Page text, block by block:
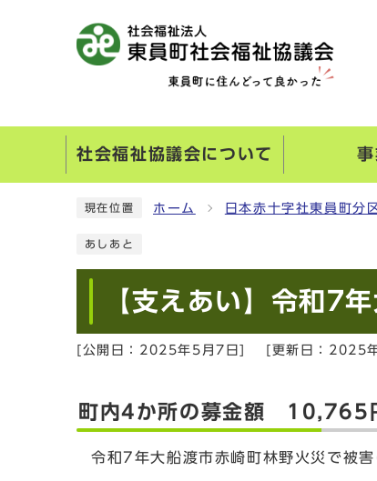
社会福祉協議会について
現在位置 ホーム 日本赤十字社東員町分
あしあと
【支えあい】令和7
[公開日： 2025年5月7日 [更新日： 2025
町内4か所の募金額 10,765
令和7年大船渡市赤崎町林野火災で被